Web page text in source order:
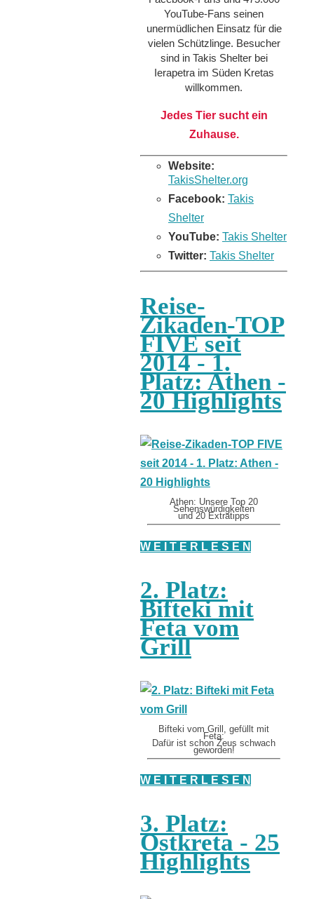
YouTube-Fans seinen
unermüdlichen Einsatz für die
vielen Schützlinge. Besucher
sind in Takis Shelter bei
Ierapetra im Süden Kretas
willkommen.
Jedes Tier sucht ein
Zuhause.
Website:
TakisShelter.org
Facebook: Takis
Shelter
YouTube: Takis Shelter
Twitter: Takis Shelter
Reise-
Zikaden-TOP
FIVE seit
2014 - 1.
Platz: Athen -
20 Highlights
Athen: Unsere Top 20
Sehenswürdigkeiten
und 20 Extratipps
W E I T E R L E S E N
2. Platz:
Bifteki mit
Feta vom
Grill
Bifteki vom Grill, gefüllt mit
Feta:
Dafür ist schon Zeus schwach
geworden!
W E I T E R L E S E N
3. Platz:
Ostkreta - 25
Highlights